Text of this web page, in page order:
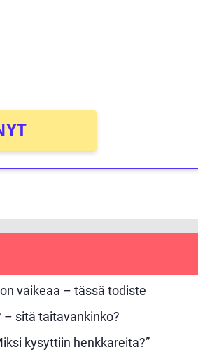
vaikeaa – tässä todiste
– sitä taitavankinko?
kysyttiin henkkareita?”